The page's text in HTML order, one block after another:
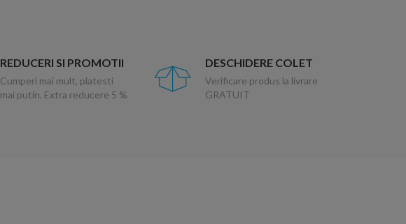
REDUCERI SI PROMOTII
Cumperi mai mult, platesti
mai putin. Extra reducere 5 %
DESCHIDERE COLET
Verificare produs la livrare
GRATUIT